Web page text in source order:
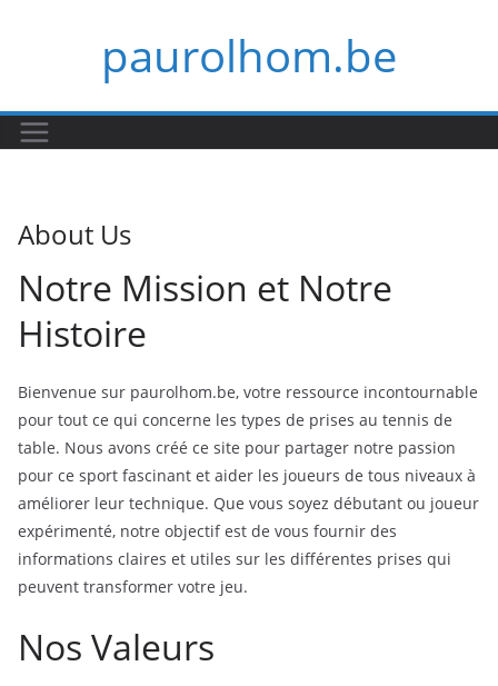
paurolhom.be
About Us
Notre Mission et Notre
Histoire
Bienvenue sur paurolhom.be, votre ressource incontournable
pour tout ce qui concerne les types de prises au tennis de
table. Nous avons créé ce site pour partager notre passion
pour ce sport fascinant et aider les joueurs de tous niveaux à
améliorer leur technique. Que vous soyez débutant ou joueur
expérimenté, notre objectif est de vous fournir des
informations claires et utiles sur les différentes prises qui
peuvent transformer votre jeu.
Nos Valeurs